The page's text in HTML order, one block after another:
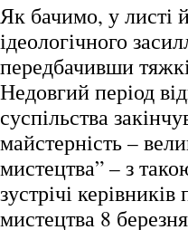
Як бачимо, у листі
ідеологічного
передбачивши
Недовгий період
суспільства
майстерність –
мистецтва” – з
зустрічі
мистецтва 8